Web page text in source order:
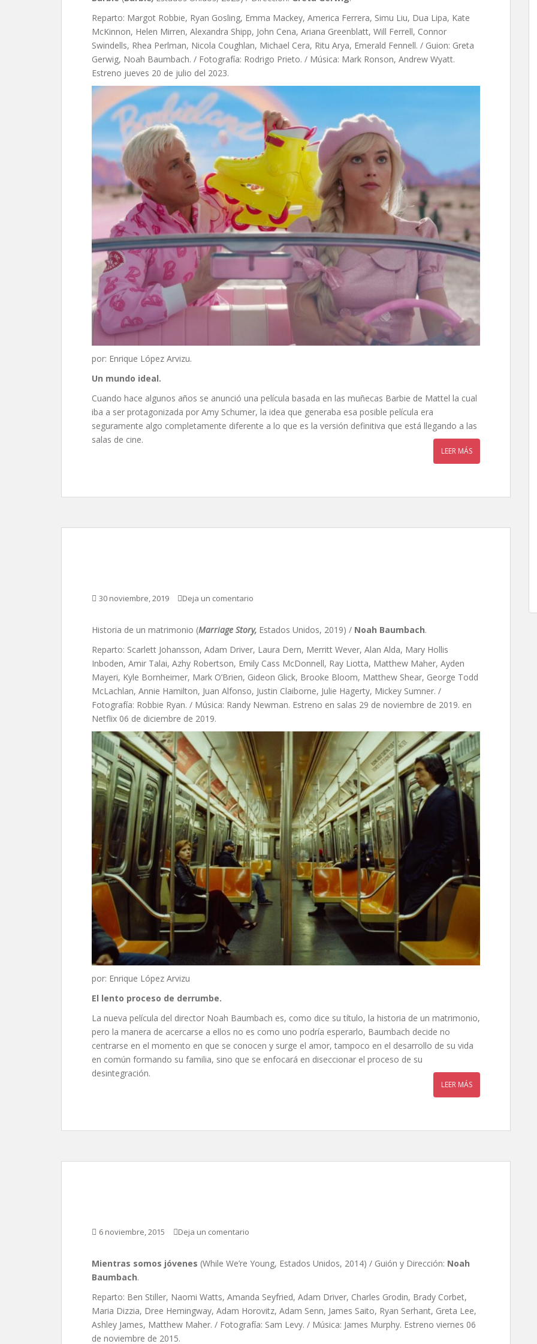
Reparto: Margot Robbie, Ryan Gosling, Emma Mackey, America Ferrera, Simu Liu, Dua Lipa, Kate
McKinnon, Helen Mirren, Alexandra Shipp, John Cena, Ariana Greenblatt, Will Ferrell, Connor
Swindells, Rhea Perlman, Nicola Coughlan, Michael Cera, Ritu Arya, Emerald Fennell. / Guion: Greta
Gerwig, Noah Baumbach. / Fotografía: Rodrigo Prieto. / Música: Mark Ronson, Andrew Wyatt.
Estreno jueves 20 de julio del 2023.
por: Enrique López Arvizu.
Un mundo ideal.
Cuando hace algunos años se anunció una película basada en las muñecas Barbie de Mattel la cual
iba a ser protagonizada por Amy Schumer, la idea que generaba esa posible película era
seguramente algo completamente diferente a lo que es la versión definitiva que está llegando a las
salas de cine.
LEER MÁS
30 noviembre, 2019 Deja un comentario
Historia de un matrimonio (Marriage Story, Estados Unidos, 2019) / Noah Baumbach.
Reparto: Scarlett Johansson, Adam Driver, Laura Dern, Merritt Wever, Alan Alda, Mary Hollis
Inboden, Amir Talai, Azhy Robertson, Emily Cass McDonnell, Ray Liotta, Matthew Maher, Ayden
Mayeri, Kyle Bornheimer, Mark O’Brien, Gideon Glick, Brooke Bloom, Matthew Shear, George Todd
McLachlan, Annie Hamilton, Juan Alfonso, Justin Claiborne, Julie Hagerty, Mickey Sumner. /
Fotografía: Robbie Ryan. / Música: Randy Newman. Estreno en salas 29 de noviembre de 2019. en
Netflix 06 de diciembre de 2019.
por: Enrique López Arvizu
El lento proceso de derrumbe.
La nueva película del director Noah Baumbach es, como dice su título, la historia de un matrimonio,
pero la manera de acercarse a ellos no es como uno podría esperarlo, Baumbach decide no
centrarse en el momento en que se conocen y surge el amor, tampoco en el desarrollo de su vida
en común formando su familia, sino que se enfocará en diseccionar el proceso de su
desintegración.
LEER MÁS
6 noviembre, 2015 Deja un comentario
Mientras somos jóvenes (While We’re Young, Estados Unidos, 2014) / Guión y Dirección: Noah
Baumbach.
Reparto: Ben Stiller, Naomi Watts, Amanda Seyfried, Adam Driver, Charles Grodin, Brady Corbet,
Maria Dizzia, Dree Hemingway, Adam Horovitz, Adam Senn, James Saito, Ryan Serhant, Greta Lee,
Ashley James, Matthew Maher. / Fotografía: Sam Levy. / Música: James Murphy. Estreno viernes 06
de noviembre de 2015.